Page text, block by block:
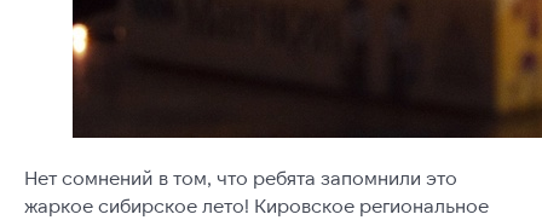
Нет сомнений в том, что ребята запомнили это
жаркое сибирское лето! Кировское региональное